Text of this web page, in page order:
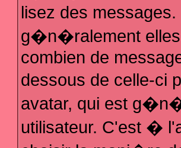
lisez des
g�n�ralement elles
combien de
dessous de celle-ci
avatar, qui est
utilisateur. C'est �